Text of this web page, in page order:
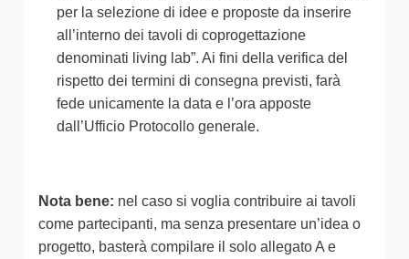
per la selezione di idee e proposte da inserire
all’interno dei tavoli di coprogettazione
denominati living lab”. Ai fini della verifica del
rispetto dei termini di consegna previsti, farà
fede unicamente la data e l’ora apposte
dall’Ufficio Protocollo generale.
Nota bene: nel caso si voglia contribuire ai tavoli
come partecipanti, ma senza presentare un’idea o
progetto, basterà compilare il solo allegato A e